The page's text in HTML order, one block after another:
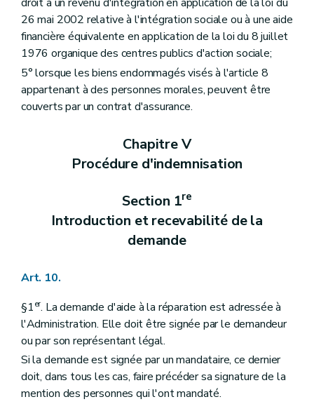
26 mai 2002 relative à l'intégration sociale ou à une aide
financière équivalente en application de la loi du 8 juillet
1976 organique des centres publics d'action sociale;
5° lorsque les biens endommagés visés à l'article 8
appartenant à des personnes morales, peuvent être
couverts par un contrat d'assurance.
Chapitre V
Procédure d'indemnisation
Section 1re
Introduction et recevabilité de la
demande
Art. 10.
§1er. La demande d'aide à la réparation est adressée à
l'Administration. Elle doit être signée par le demandeur
ou par son représentant légal.
Si la demande est signée par un mandataire, ce dernier
doit, dans tous les cas, faire précéder sa signature de la
mention des personnes qui l'ont mandaté.